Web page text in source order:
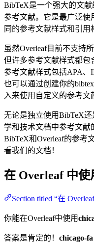
BibTeX是一个强大的文
参考文献。它是最广泛使
同的参考文献样式和引用
虽然Overleaf目前不支持
但许多参考文献样式都包
参考文献样式包括APA、
也可以通过创建你的
入来使用自定义的参考文
无论是独立使用BibTeX
学和技术文档中参考文
BibTeX和Overleaf的参考
看我们的文档！
在 Overleaf 中使
Section titled “在
你能在Overleaf中使用
答案是肯定的！ chicago-fa